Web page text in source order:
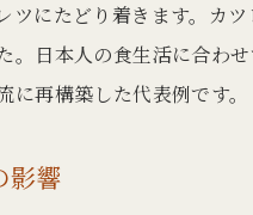
洋食文化ととも
とんかつは和食
ツにたどり着きます。カ
日本人の食生活に合わ
再構築した代表例です。
影響